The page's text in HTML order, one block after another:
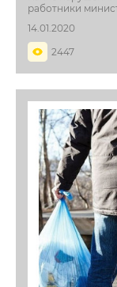
работники
14.01.2020
2447